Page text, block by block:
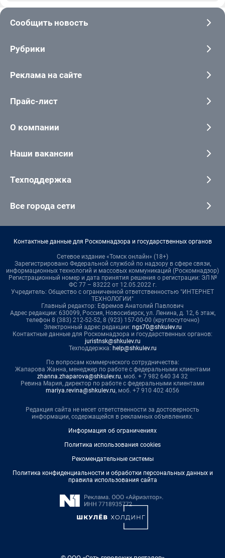
Сообщить новость
Рубрики
Реклама на сайте
Прайс-лист
О компании
Наши вакансии
Техподдержка
Все города сети
Контактные данные для Роскомнадзора и государственных органов
Сетевое издание «Томск онлайн» (18+)
Зарегистрировано Федеральной службой по надзору в сфере связи,
информационных технологий и массовых коммуникаций (Роскомнадзор)
Регистрационный номер и дата принятия решения о регистрации: ЭЛ №
ФС 77 – 83222 от 12.05.2022 г.
Учредитель: Общество с ограниченной ответственностью "ИНТЕРНЕТ
ТЕХНОЛОГИИ"
Главный редактор: Ефремов Анатолий Павлович
Адрес редакции: 630099, Россия, Новосибирск, ул. Ленина, д. 12, 6 этаж,
телефон 8 (383) 212-52-52, 8 (923) 157-00-00 (круглосуточно)
Электронный адрес редакции: ngs70@shkulev.ru
Контактные данные для Роскомнадзора и государственных органов:
juristnsk@shkulev.ru
Техподдержка: help@shkulev.ru
По вопросам коммерческого сотрудничества:
Жапарова Жанна, менеджер по работе с федеральными клиентами
zhanna.zhaparova@shkulev.ru, моб. + 7 982 640 34 32
Ревина Мария, директор по работе с федеральными клиентами
mariya.revina@shkulev.ru, моб. +7 910 402 4056
Редакция сайта не несет ответственности за достоверность
информации, содержащейся в рекламных объявлениях.
Информация об ограничениях
Политика использования cookies
Рекомендательные системы
Политика конфиденциальности и обработки персональных данных и
правила использования сайта